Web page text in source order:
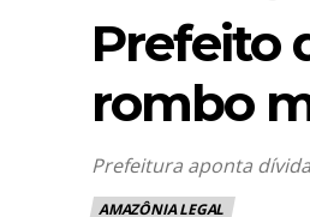
Prefeito
rombo
Prefeitura aponta
AMAZÔNIA LEGAL